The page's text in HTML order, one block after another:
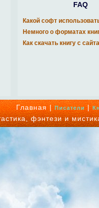
FAQ
Какой софт
Немного о форматах
Как скачать книгу с
Главная |Писатели|
фэнтези и